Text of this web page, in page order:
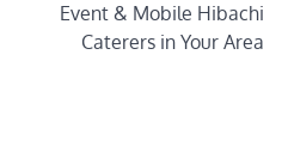
Event & Mobile Hibachi
Caterers in Your Area